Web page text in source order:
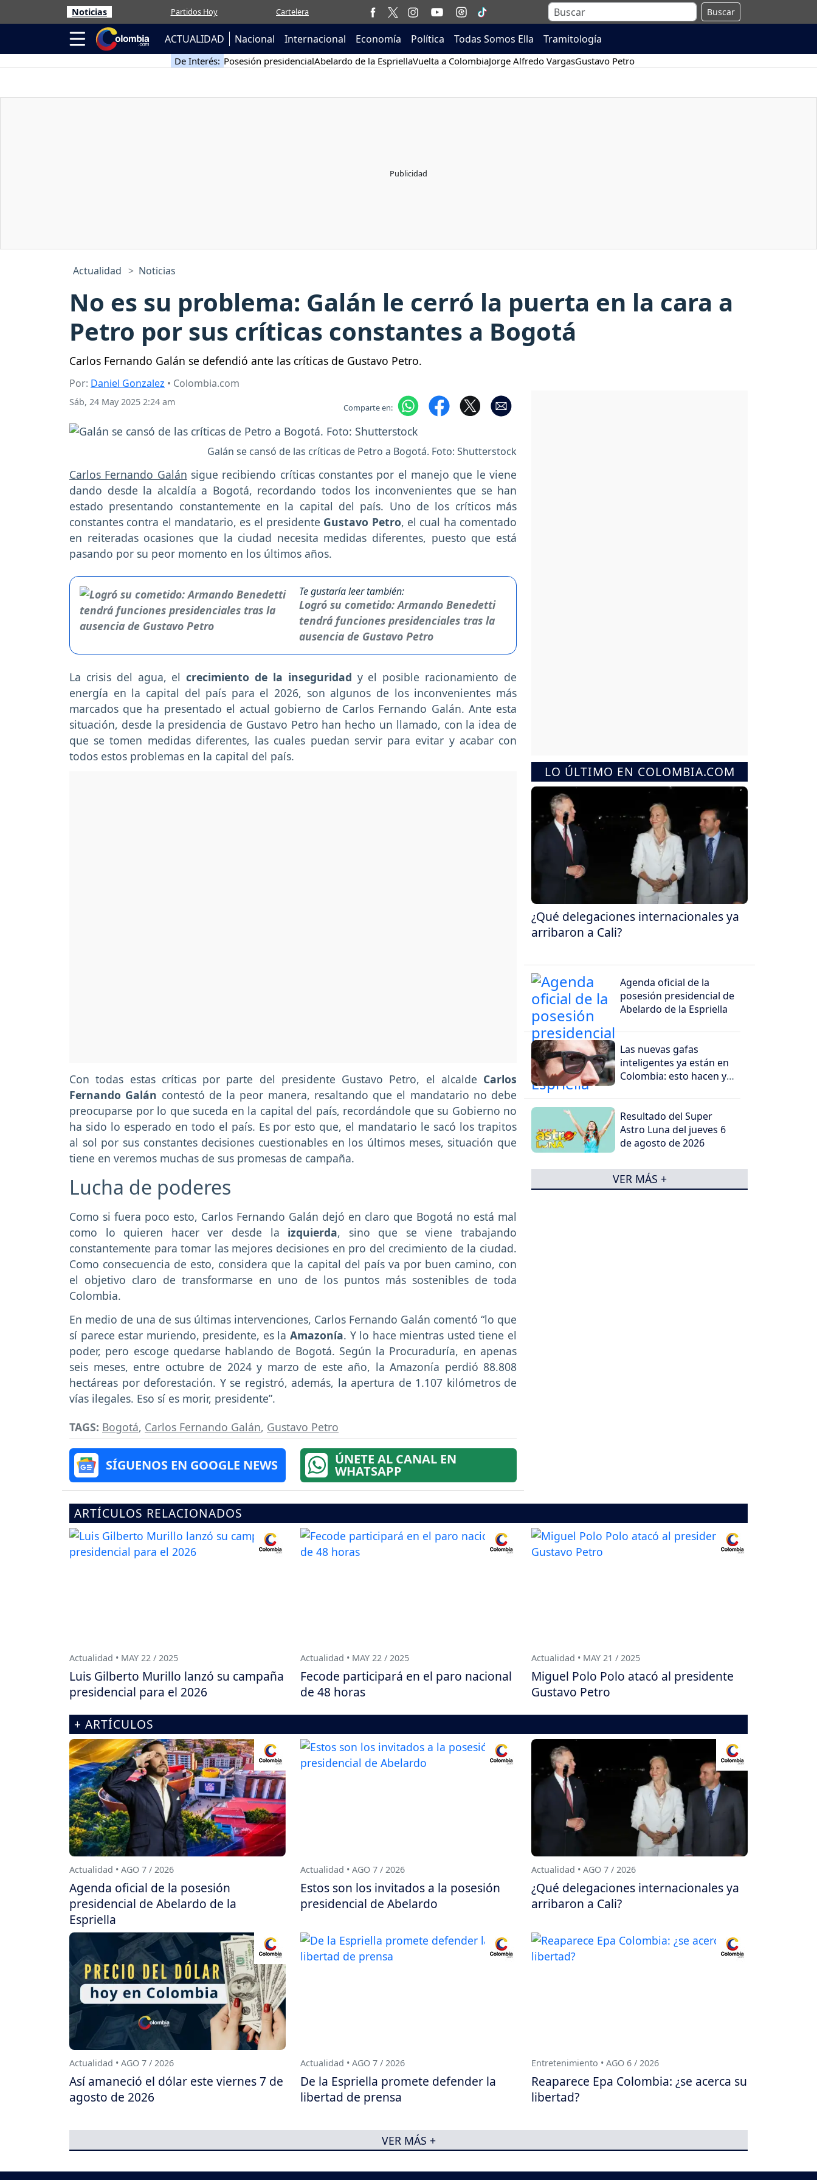
Noticias Partidos Hoy Cartelera Buscar
ACTUALIDAD Nacional Internacional Economía Política Todas Somos Ella Tramitología
De Interés: Posesión presidencialAbelardo de la EspriellaVuelta a ColombiaJorge Alfredo VargasGustavo Petro
Actualidad Noticias
No es su problema: Galán le cerró la puerta en la cara a
Petro por sus críticas constantes a Bogotá
Carlos Fernando Galán se defendió ante las críticas de Gustavo Petro.
Por: Daniel Gonzalez • Colombia.com
Sáb, 24 May 2025 2:24 am Comparte en:
Galán se cansó de las críticas de Petro a Bogotá. Foto: Shutterstock
Carlos Fernando Galán sigue recibiendo críticas constantes por el manejo que le viene
dando desde la alcaldía a Bogotá, recordando todos los inconvenientes que se han
estado presentando constantemente en la capital del país. Uno de los críticos más
constantes contra el mandatario, es el presidente Gustavo Petro, el cual ha comentado
en reiteradas ocasiones que la ciudad necesita medidas diferentes, puesto que está
pasando por su peor momento en los últimos años.
Te gustaría leer también:
Logró su cometido: Armando Benedetti
tendrá funciones presidenciales tras la
ausencia de Gustavo Petro
La crisis del agua, elcrecimiento de la inseguridad y el posible racionamiento de
energía en la capital del país para el 2026, son algunos de los inconvenientes más
marcados que ha presentado el actual gobierno de Carlos Fernando Galán. Ante esta
situación, desde la presidencia de Gustavo Petro han hecho un llamado, con la idea de
que se tomen medidas diferentes, las cuales puedan servir para evitar y acabar con
todos estos problemas en la capital del país.
Con todas estas críticas por parte del presidente Gustavo Petro, el alcalde Carlos
Fernando Galán contestó de la peor manera, resaltando que el mandatario no debe
preocuparse por lo que suceda en la capital del país, recordándole que su Gobierno no
ha sido lo esperado en todo el país. Es por esto que, el mandatario le sacó los trapitos
al sol por sus constantes decisiones cuestionables en los últimos meses, situación que
tiene en veremos muchas de sus promesas de campaña.
Lucha de poderes
Como si fuera poco esto, Carlos Fernando Galán dejó en claro que Bogotá no está mal
como lo quieren hacer ver desde la izquierda, sino que se viene trabajando
constantemente para tomar las mejores decisiones en pro del crecimiento de la ciudad.
Como consecuencia de esto, considera que la capital del país va por buen camino, con
el objetivo claro de transformarse en uno de los puntos más sostenibles de toda
Colombia.
En medio de una de sus últimas intervenciones, Carlos Fernando Galán comentó “lo que
sí parece estar muriendo, presidente, es la Amazonía. Y lo hace mientras usted tiene el
poder, pero escoge quedarse hablando de Bogotá. Según la Procuraduría, en apenas
seis meses, entre octubre de 2024 y marzo de este año, la Amazonía perdió 88.808
hectáreas por deforestación. Y se registró, además, la apertura de 1.107 kilómetros de
vías ilegales. Eso sí es morir, presidente”.
TAGS: Bogotá, Carlos Fernando Galán, Gustavo Petro
SÍGUENOS EN GOOGLE NEWS ÚNETE AL CANAL EN
WHATSAPP
LO ÚLTIMO EN COLOMBIA.COM
¿Qué delegaciones internacionales ya
arribaron a Cali?
Agenda oficial de la
posesión presidencial de
Abelardo de la Espriella
Las nuevas gafas
inteligentes ya están en
Colombia: esto hacen y
preocupación
Resultado del Super
Astro Luna del jueves 6
de agosto de 2026
VER MÁS +
ARTÍCULOS RELACIONADOS
Actualidad • MAY 22 / 2025
Luis Gilberto Murillo lanzó su campaña
presidencial para el 2026
Actualidad • MAY 22 / 2025
Fecode participará en el paro nacional
de 48 horas
Actualidad • MAY 21 / 2025
Miguel Polo Polo atacó al presidente
Gustavo Petro
+ ARTÍCULOS
Actualidad • AGO 7 / 2026
Agenda oficial de la posesión
presidencial de Abelardo de la
Espriella
Actualidad • AGO 7 / 2026
Estos son los invitados a la posesión
presidencial de Abelardo
Actualidad • AGO 7 / 2026
¿Qué delegaciones internacionales ya
arribaron a Cali?
Actualidad • AGO 7 / 2026
Así amaneció el dólar este viernes 7 de
agosto de 2026
Actualidad • AGO 7 / 2026
De la Espriella promete defender la
libertad de prensa
Entretenimiento • AGO 6 / 2026
Reaparece Epa Colombia: ¿se acerca su
libertad?
VER MÁS +